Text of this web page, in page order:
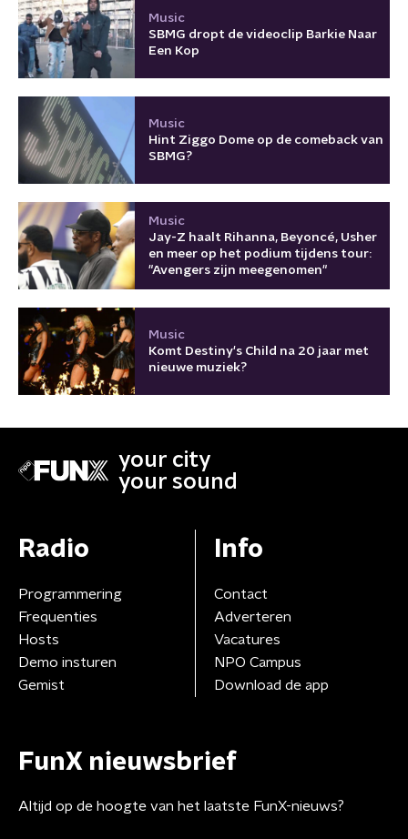
Music
SBMG dropt de videoclip Barkie Naar
Een Kop
Music
Hint Ziggo Dome op de comeback van
SBMG?
Music
Jay-Z haalt Rihanna, Beyoncé, Usher
en meer op het podium tijdens tour:
"Avengers zijn meegenomen"
Music
Komt Destiny's Child na 20 jaar met
nieuwe muziek?
your city
your sound
Radio
Programmering
Frequenties
Hosts
Demo insturen
Gemist
Info
Contact
Adverteren
Vacatures
NPO Campus
Download de app
FunX nieuwsbrief
Altijd op de hoogte van het laatste FunX-nieuws?